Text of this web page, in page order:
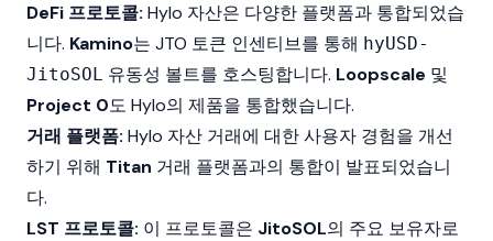
DeFi 프로토콜: Hylo 자산은 다양한 플랫폼과 통합되었습
니다. Kamino는 JTO 토큰 인센티브를 통해 hyUSD-
JitoSOL 유동성 볼트를 호스팅합니다. Loopscale 및
Project 0도 Hylo의 제품을 통합했습니다.
거래 플랫폼: Hylo 자산 거래에 대한 사용자 경험을 개선
하기 위해 Titan 거래 플랫폼과의 통합이 발표되었습니
다.
LST 프로토콜: 이 프로토콜은 JitoSOL의 주요 보유자로